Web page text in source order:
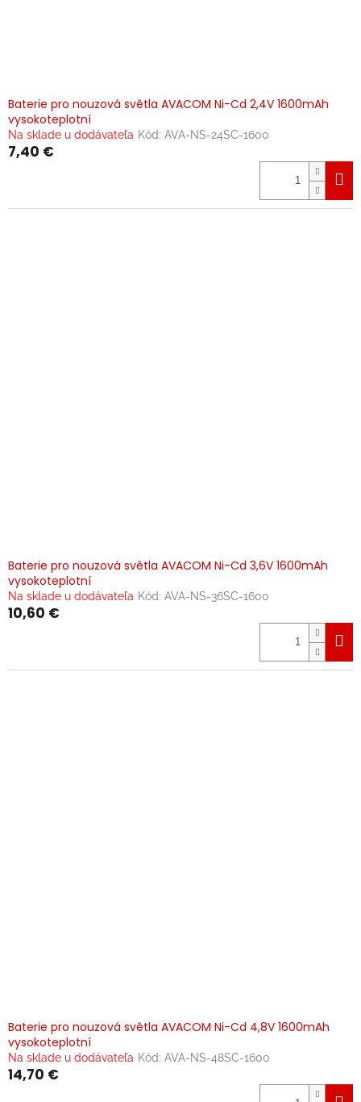
Baterie pro nouzová světla AVACOM Ni-Cd 2,4V 1600mAh
vysokoteplotní
Na sklade u dodávateľa Kód: AVA-NS-24SC-1600
7,40 €
Baterie pro nouzová světla AVACOM Ni-Cd 3,6V 1600mAh
vysokoteplotní
Na sklade u dodávateľa Kód: AVA-NS-36SC-1600
10,60 €
Baterie pro nouzová světla AVACOM Ni-Cd 4,8V 1600mAh
vysokoteplotní
Na sklade u dodávateľa Kód: AVA-NS-48SC-1600
14,70 €